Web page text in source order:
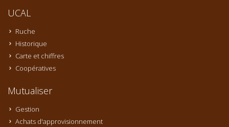
UCAL
Ruche
Historique
Carte et chiffres
Coopératives
Mutualiser
Gestion
Achats d'approvisionnement